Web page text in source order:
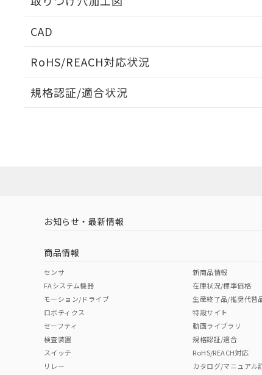
CAD
RoHS/REACH対応状況
EU RoHS 注意事項・凡例
中国 RoHS 注意事項・凡例
中国 RoHS表
Pb Hg
規格認証/適合状況
（イギリス
（ノルウェー
お知らせ・最新情報
商品情報
センサ
FAシステム機器
モーション/ドライブ
ロボティクス
セーフティ
検査装置
スイッチ
リレー
新商品情報
在庫状況/標準価格
生産終了品/推奨代替
特設サイト
動画ライブラリ
規格認証/適合
RoHS/REACH対応
カタログ/マニュアル